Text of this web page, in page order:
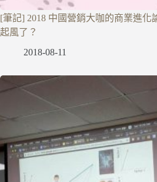
[筆記] 2018 中國營銷大咖的商業進化
起風了？
2018-08-11